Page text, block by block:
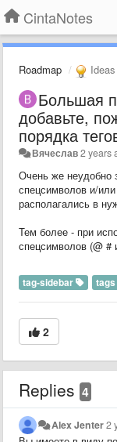
CintaNotes
Roadmap Ideas
Большая
добавьте,
порядка
Вячеслав2 years
Очень же неудобно
спецсимволов и/
располагались в
Тем более - при
спецсимволов (@ #
tag-sidebar tags
2
Replies 4
Alex Jenter2